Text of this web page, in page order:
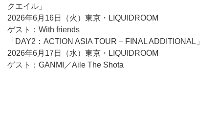
クエイル」
2026年6月16日（火）東京・LIQUIDROOM
ゲスト：With friends
「DAY2：ACTION ASIA TOUR – FINAL ADDITIONAL」
2026年6月17日（水）東京・LIQUIDROOM
ゲスト：GANMI／Aile The Shota